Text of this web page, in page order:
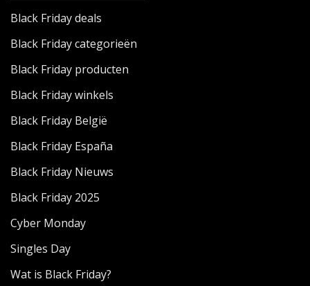
Black Friday deals
Black Friday categorieën
Black Friday producten
Black Friday winkels
Black Friday België
Black Friday España
Black Friday Nieuws
Black Friday 2025
Cyber Monday
Singles Day
Wat is Black Friday?